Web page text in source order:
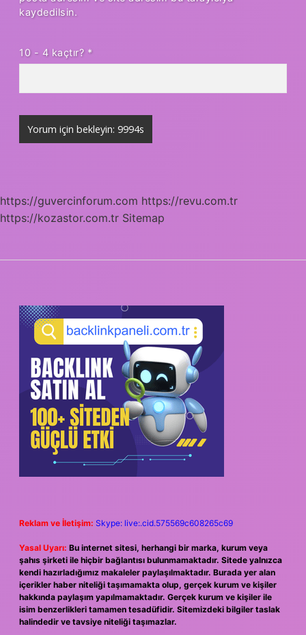
kaydedilsin.
10 - 4 kaçtır? *
https://guvercinforum.com https://revu.com.tr
https://kozastor.com.tr Sitemap
SIDEBAR
Reklam ve İletişim: Skype: live:.cid.575569c608265c69
Yasal Uyarı: Bu internet sitesi, herhangi bir marka, kurum veya
şahıs şirketi ile hiçbir bağlantısı bulunmamaktadır. Sitede yalnızca
kendi hazırladığımız makaleler paylaşılmaktadır. Burada yer alan
içerikler haber niteliği taşımamakta olup, gerçek kurum ve kişiler
hakkında paylaşım yapılmamaktadır. Gerçek kurum ve kişiler ile
isim benzerlikleri tamamen tesadüfidir. Sitemizdeki bilgiler taslak
halindedir ve tavsiye niteliği taşımazlar.